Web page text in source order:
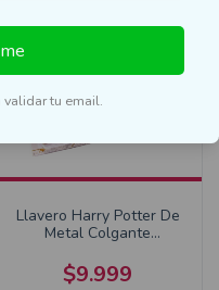
Llavero Harry Potter De
Metal Colgante
$9.999
validar tu email.